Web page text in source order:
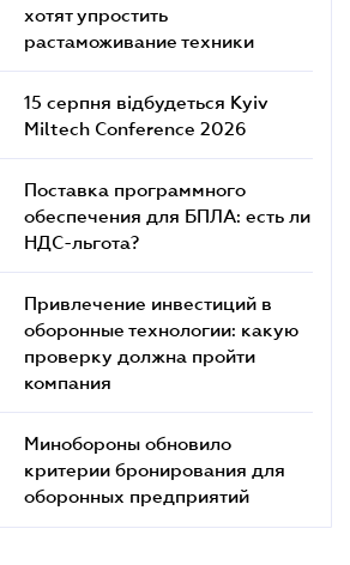
хотят упростить
растаможивание техники
15 серпня відбудеться Kyiv
Miltech Conference 2026
Поставка программного
обеспечения для БПЛА: есть ли
НДС-льгота?
Привлечение инвестиций в
оборонные технологии: какую
проверку должна пройти
компания
Минобороны обновило
критерии бронирования для
оборонных предприятий